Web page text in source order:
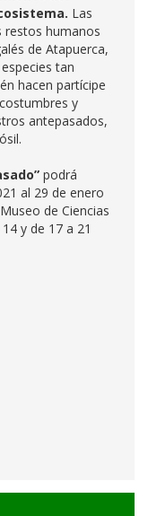
Las
restos humanos
de Atapuerca,
tan
hacen partícipe
y
antepasados,
podrá
al 29 de enero
de Ciencias
y de 17 a 21